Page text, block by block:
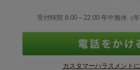
受付時間 8:00～22:00 年中無休（年
カスタマーハラスメント